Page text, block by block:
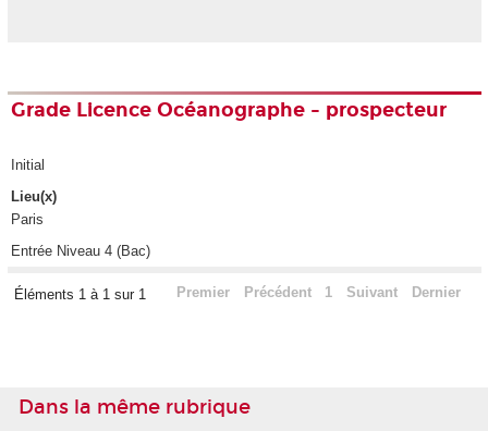
Grade Licence Océanographe - prospecteur
Initial
Lieu(x)
Paris
Entrée Niveau 4 (Bac)
Éléments 1 à 1 sur 1 Premier Précédent 1 Suivant Dernier
Dans la même rubrique